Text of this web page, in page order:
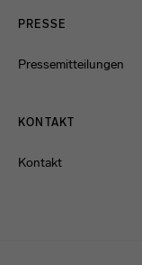
PRESSE
Pressemitteilungen
KONTAKT
Kontakt